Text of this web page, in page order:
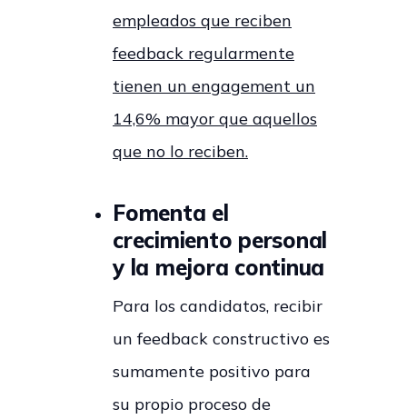
empleados que reciben
feedback regularmente
tienen un engagement un
14,6% mayor que aquellos
que no lo reciben.
Fomenta el
crecimiento personal
y la mejora continua
Para los candidatos, recibir
un feedback constructivo es
sumamente positivo para
su propio proceso de